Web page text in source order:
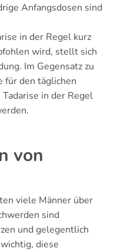
Anfangsdosen sind
in der Regel kurz
wird, stellt sich
Im Gegensatz zu
für den täglichen
in der Regel
von
viele Männer über
sind
und gelegentlich
diese